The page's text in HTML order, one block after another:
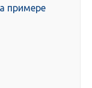
примере